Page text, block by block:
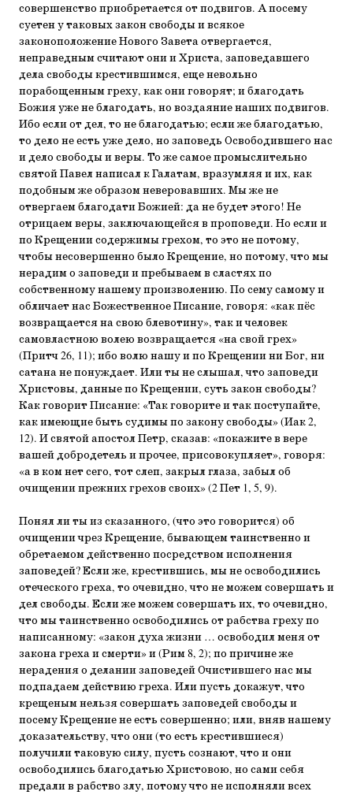
совершенство приобретается от подвигов. А посему
суетен у таковых закон свободы и всякое
законоположение Нового Завета отвергается,
неправедным считают они и Христа, заповедавшего
дела свободы крестившимся, еще невольно
порабощенным греху, как они говорят; и благодать
Божия уже не благодать, но воздаяние наших подвигов.
Ибо если от дел, то не благодатью; если же благодатью,
то дело не есть уже дело, но заповедь Освободившего нас
и дело свободы и веры. То же самое промыслительно
святой Павел написал к Галатам, вразумляя и их, как
подобным же образом неверовавших. Мы же не
отвергаем благодати Божией: да не будет этого! Не
отрицаем веры, заключающейся в проповеди. Но если и
по Крещении содержимы грехом, то это не потому,
чтобы несовершенно было Крещение, но потому, что мы
нерадим о заповеди и пребываем в сластях по
собственному нашему произволению. По сему самому и
обличает нас Божественное Писание, говоря: «как пёс
возвращается на свою блевотину», так и человек
самовластною волею возвращается «на свой грех»
(Притч 26, 11); ибо волю нашу и по Крещении ни Бог, ни
сатана не понуждает. Или ты не слышал, что заповеди
Христовы, данные по Крещении, суть закон свободы?
Как говорит Писание: «Так говорите и так поступайте,
как имеющие быть судимы по закону свободы» (Иак 2,
12). И святой апостол Петр, сказав: «покажите в вере
вашей добродетель и прочее, присовокупляет», говоря:
«а в ком нет сего, тот слеп, закрыл глаза, забыл об
очищении прежних грехов своих» (2 Пет 1, 5, 9).
Понял ли ты из сказанного, (что это говорится) об
очищении чрез Крещение, бывающем таинственно и
обретаемом действенно посредством исполнения
заповедей? Если же, крестившись, мы не освободились
отеческого греха, то очевидно, что не можем совершать и
дел свободы. Если же можем совершать их, то очевидно,
что мы таинственно освободились от рабства греху по
написанному: «закон духа жизни … освободил меня от
закона греха и смерти» и (Рим 8, 2); по причине же
нерадения о делании заповедей Очистившего нас мы
подпадаем действию греха. Или пусть докажут, что
крещеным нельзя совершать заповедей свободы и
посему Крещение не есть совершенно; или, вняв нашему
доказательству, что они (то есть крестившиеся)
получили таковую силу, пусть сознают, что и они
освободились благодатью Христовою, но сами себя
предали в рабство злу, потому что не исполняли всех